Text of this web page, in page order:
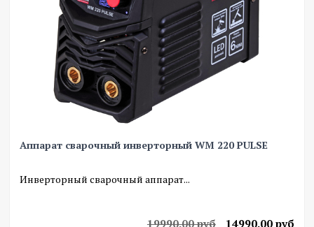
Аппарат сварочный инверторный WM 220 PULSE
Инверторный сварочный аппарат...
14990.00 руб
19990.00 руб